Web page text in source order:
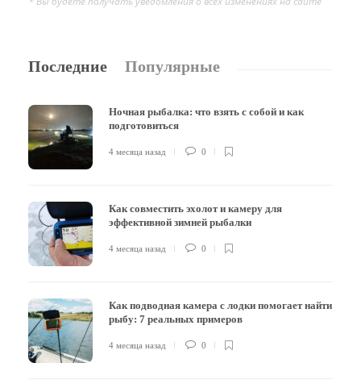
Последние Популярные
Ночная рыбалка: что взять с собой и как
подготовиться
4 месяца назад 0
Как совместить эхолот и камеру для
эффективной зимней рыбалки
4 месяца назад 0
Как подводная камера с лодки помогает найти
рыбу: 7 реальных примеров
4 месяца назад 0